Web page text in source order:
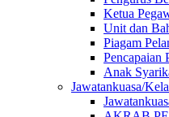
Ketua
Unit dan
Piagam
Pencapaian
Anak
Jawatankuasa/